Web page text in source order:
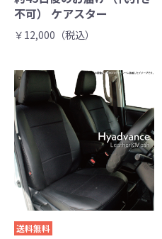
不可） ケアスター
￥12,000（税込）
送料無料